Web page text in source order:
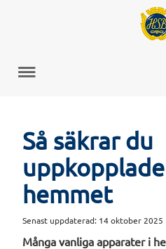
Så säkrar du
hemmet
Senast uppdaterad: 14 oktober 2025
Många vanliga apparater i